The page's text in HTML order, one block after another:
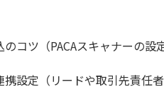
のコツ（PACAスキャナーの
携設定（リードや取引先責任